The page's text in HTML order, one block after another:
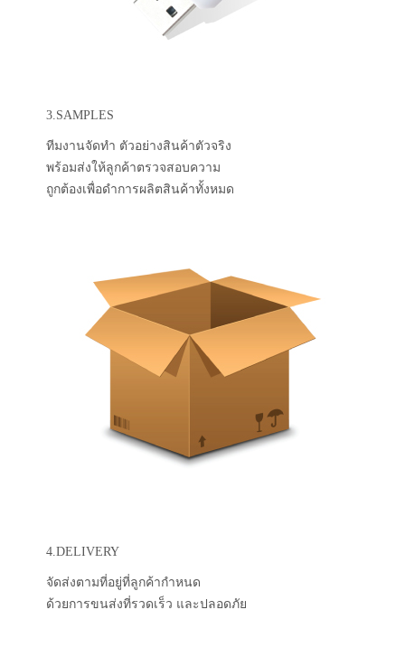
3.SAMPLES
ทีมงานจัดทำ ตัวอย่างสินค้าตัวจริง
พร้อมส่งให้ลูกค้าตรวจสอบความ
ถูกต้องเพื่อดำการผลิตสินค้าทั้งหมด
4.DELIVERY
จัดส่งตามที่อยู่ที่ลูกค้ากำหนด
ด้วยการขนส่งที่รวดเร็ว และปลอดภัย